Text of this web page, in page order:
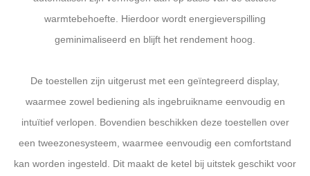
warmtebehoefte. Hierdoor wordt energieverspilling
geminimaliseerd en blijft het rendement hoog.
De toestellen zijn uitgerust met een geïntegreerd display,
waarmee zowel bediening als ingebruikname eenvoudig en
intuïtief verlopen. Bovendien beschikken deze toestellen over
een tweezonesysteem, waarmee eenvoudig een comfortstand
kan worden ingesteld. Dit maakt de ketel bij uitstek geschikt voor